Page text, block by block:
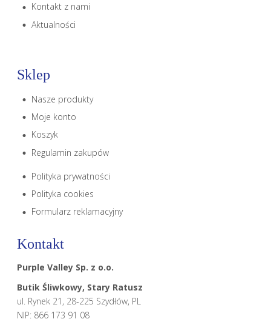
Kontakt z nami
Aktualności
Sklep
Nasze produkty
Moje konto
Koszyk
Regulamin zakupów
Polityka prywatności
Polityka cookies
Formularz reklamacyjny
Kontakt
Purple Valley Sp. z o.o.
Butik Śliwkowy, Stary Ratusz
ul. Rynek 21, 28-225 Szydłów, PL
NIP: 866 173 91 08